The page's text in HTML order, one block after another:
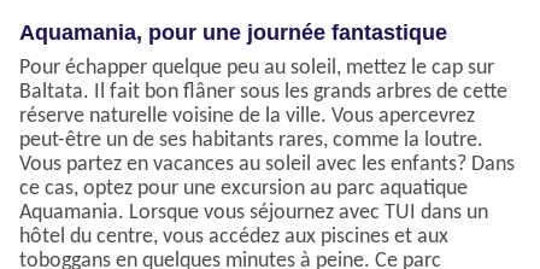
Aquamania, pour une journée fantastique
Pour échapper quelque peu au soleil, mettez le cap sur
Baltata. Il fait bon flâner sous les grands arbres de cette
réserve naturelle voisine de la ville. Vous apercevrez
peut-être un de ses habitants rares, comme la loutre.
Vous partez en vacances au soleil avec les enfants? Dans
ce cas, optez pour une excursion au parc aquatique
Aquamania. Lorsque vous séjournez avec TUI dans un
hôtel du centre, vous accédez aux piscines et aux
toboggans en quelques minutes à peine. Ce parc